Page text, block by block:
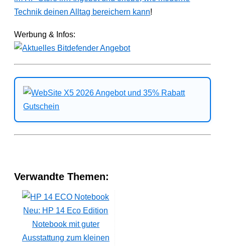
Technik deinen Alltag bereichern kann!
Werbung & Infos:
Verwandte Themen:
Neu: HP 14 Eco Edition
Notebook mit guter
Ausstattung zum kleinen